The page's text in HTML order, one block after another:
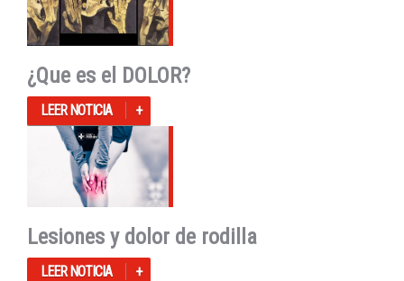
¿Que es el DOLOR?
LEER NOTICIA
Lesiones y dolor de rodilla
LEER NOTICIA